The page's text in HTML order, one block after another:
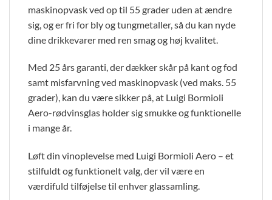
maskinopvask ved op til 55 grader uden at ændre
sig, og er fri for bly og tungmetaller, så du kan nyde
dine drikkevarer med ren smag og høj kvalitet.
Med 25 års garanti, der dækker skår på kant og fod
samt misfarvning ved maskinopvask (ved maks. 55
grader), kan du være sikker på, at Luigi Bormioli
Aero-rødvinsglas holder sig smukke og funktionelle
i mange år.
Løft din vinoplevelse med Luigi Bormioli Aero – et
stilfuldt og funktionelt valg, der vil være en
værdifuld tilføjelse til enhver glassamling.